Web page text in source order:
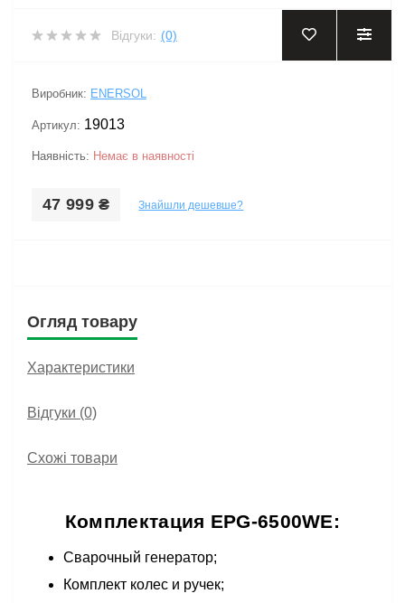
Відгуки: (0)
Виробник: ENERSOL
Артикул: 19013
Наявність: Немає в наявності
47 999 ₴ Знайшли дешевше?
Огляд товару
Характеристики
Відгуки (0)
Схожі товари
Комплектация EPG-6500WE:
Сварочный генератор;
Комплект колес и ручек;